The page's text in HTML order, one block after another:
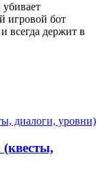
игровой бот
всегда держит в
(квесты,